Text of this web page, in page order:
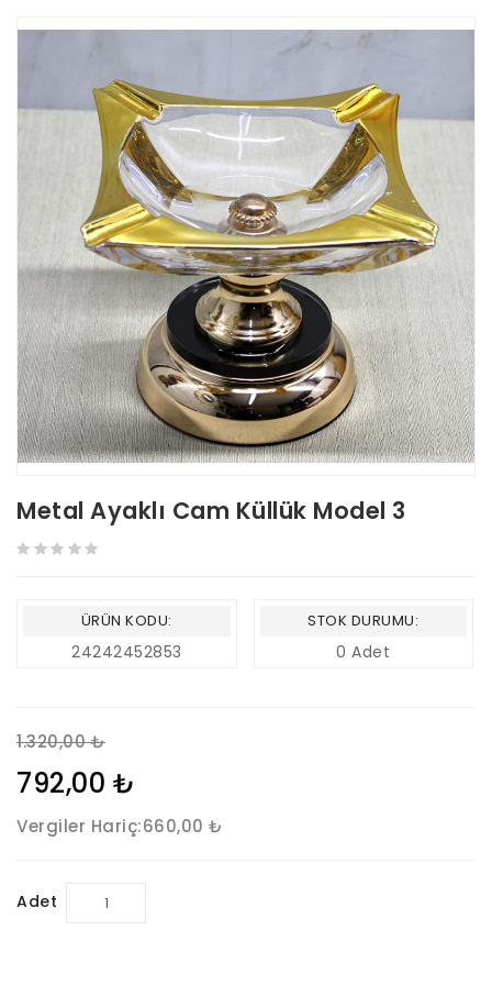
Metal Ayaklı Cam Küllük Model 3
ÜRÜN KODU:
24242452853
STOK DURUMU:
0 Adet
1.320,00 ₺
792,00 ₺
Vergiler Hariç:660,00 ₺
Adet